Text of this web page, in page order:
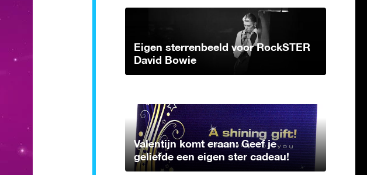
Eigen sterrenbeeld voor RockSTER
David Bowie
Valentijn komt eraan: Geef je
geliefde een eigen ster cadeau!